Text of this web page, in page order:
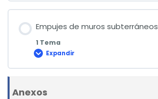
Empujes de muros subterráneos
1 Tema
Expandir
Empujes
muros
Anexos